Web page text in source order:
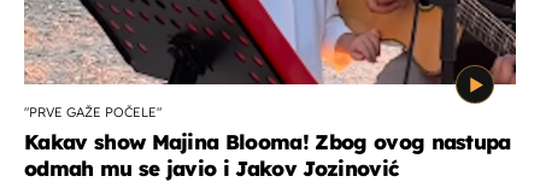
"PRVE GAŽE POČELE"
Kakav show Majina Blooma! Zbog ovog nastupa
odmah mu se javio i Jakov Jozinović